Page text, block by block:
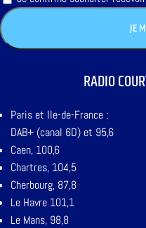
RADIO
Paris et Ile-de-France :
DAB+ (canal 6D) et 95,6
Caen, 100,6
Chartres, 104,5
Cherbourg, 87,8
Le Havre 101,1
Le Mans, 98,8